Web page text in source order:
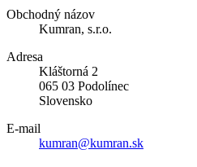
Obchodný názov
Kumran, s.r.o.
Adresa
Kláštorná 2
065 03 Podolínec
Slovensko
E-mail
kumran@kumran.sk